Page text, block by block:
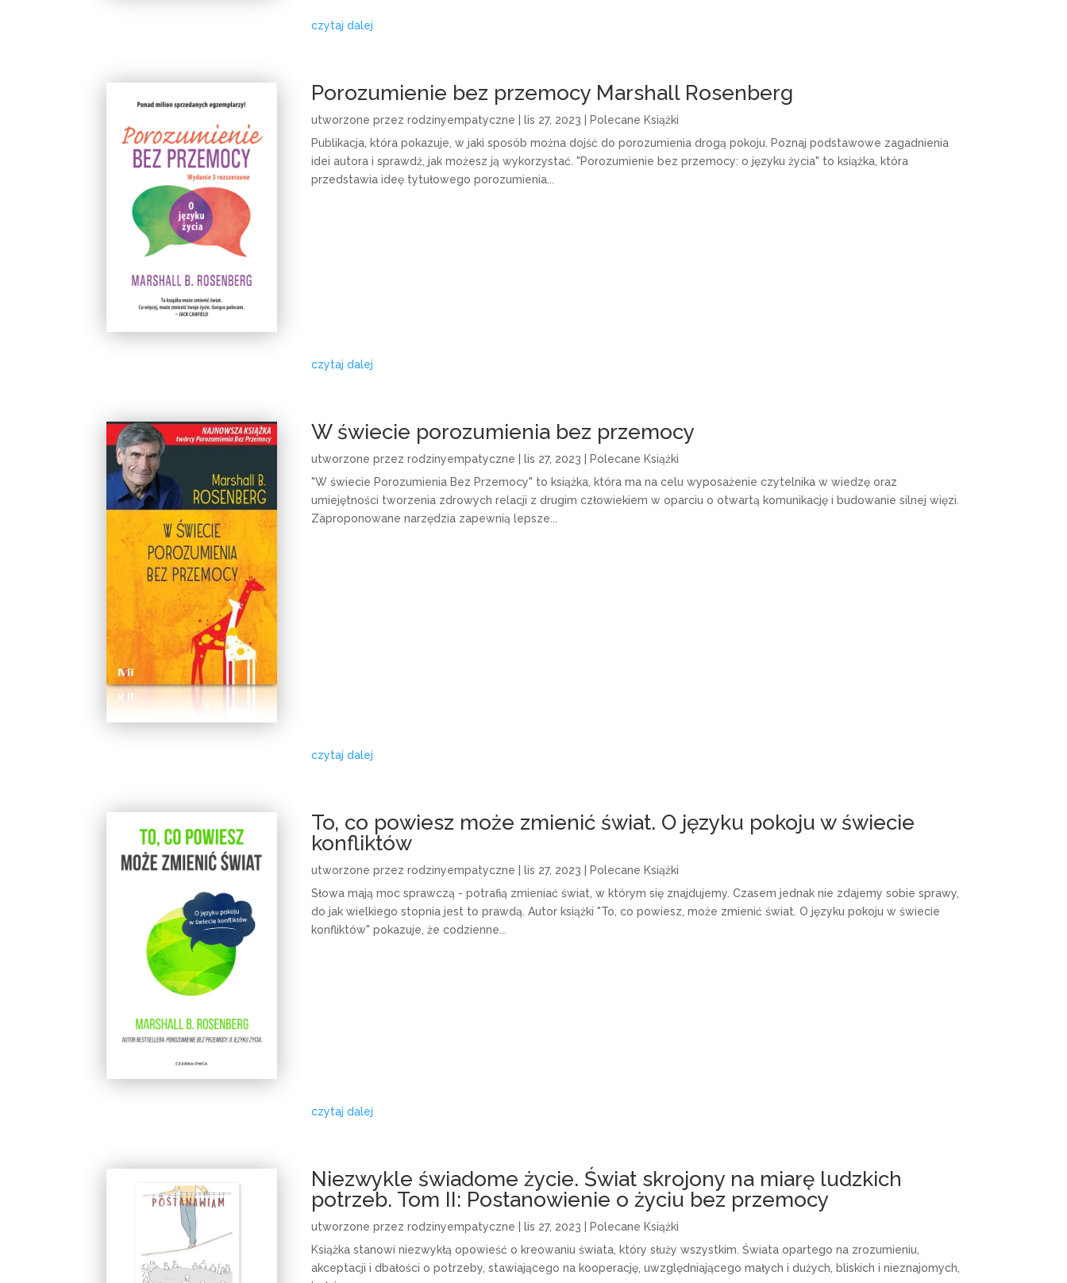
czytaj dalej
Porozumienie bez przemocy Marshall Rosenberg
utworzone przezrodzinyempatyczne |lis 27, 2023
Polecane Książki
Publikacja, która pokazuje, w jaki sposób można dojść do porozumienia drogą pokoju. Poznaj podstawowe zagadnienia
idei autora i sprawdź, jak możesz ją wykorzystać. "Porozumienie bez przemocy: o języku życia" to książka, która
przedstawia ideę tytułowego porozumienia...
czytaj dalej
W świecie porozumienia bez przemocy
utworzone przezrodzinyempatyczne lis 27, 2023
Polecane Książki
"W świecie Porozumienia Bez Przemocy" to książka, która ma na celu wyposażenie czytelnika w wiedzę oraz
umiejętności tworzenia zdrowych relacji z drugim człowiekiem w oparciu o otwartą komunikację i budowanie silnej więzi.
Zaproponowane narzędzia zapewnią lepsze...
czytaj dalej
To, co powiesz może zmienić świat. O języku pokoju w świecie
konfliktów
utworzone przezrodzinyempatyczne lis 27, 2023
Polecane Książki
Słowa mają moc sprawczą - potrafią zmieniać świat, w którym się znajdujemy. Czasem jednak nie zdajemy sobie sprawy,
do jak wielkiego stopnia jest to prawdą. Autor książki "To, co powiesz, może zmienić świat. O języku pokoju w świecie
konfliktów" pokazuje, że codzienne...
czytaj dalej
Niezwykle świadome życie. Świat skrojony na miarę ludzkich
potrzeb. Tom II: Postanowienie o życiu bez przemocy
utworzone przezrodzinyempatyczne |lis 27, 2023
Polecane Książki
Książka stanowi niezwykłą opowieść o kreowaniu świata, który służy wszystkim. Świata opartego na zrozumieniu,
akceptacji i dbałości o potrzeby, stawiającego na kooperację, uwzględniającego małych i dużych, bliskich i nieznajomych,